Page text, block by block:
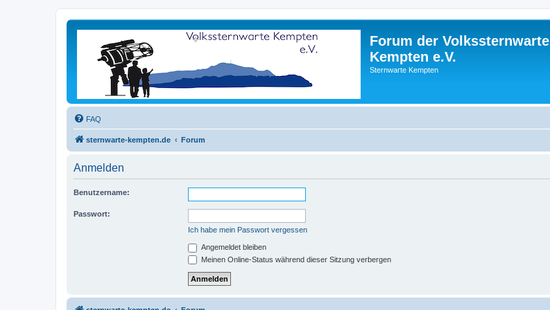
Forum der Volkssternwarte
Kempten e.V.
Sternwarte Kempten
FAQ
sternwarte-kempten.de Forum
Anmelden
Benutzername:
Passwort:
Ich habe mein Passwort vergessen
Angemeldet bleiben
Meinen Online-Status während dieser Sitzung verbergen